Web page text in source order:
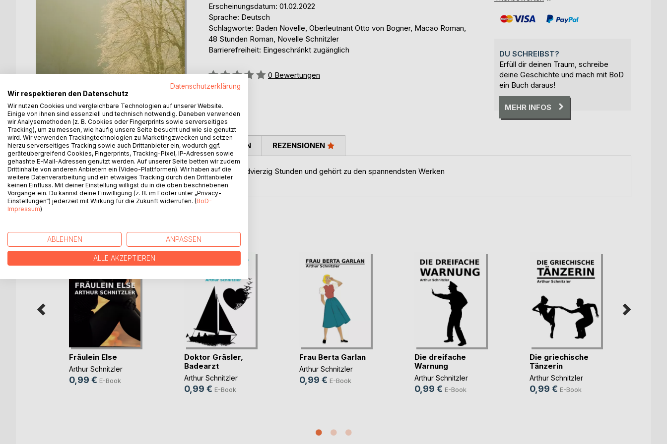
Erscheinungsdatum: 01.02.2022
Sprache: Deutsch
Schlagworte: Baden Novelle, Oberleutnant Otto von Bogner, Macao Roman,
48 Stunden Roman, Novelle Schnitzler
Barrierefreiheit: Eingeschränkt zugänglich
Bewertung::
0%
0 Bewertungen
DU SCHREIBST?
Erfüll dir deinen Traum, schreibe
deine Geschichte und mach mit BoD
ein Buch daraus!
MEHR INFOS
BESCHREIBUNG
Der Roman Spiel im Morgengrauen spielt in genau achtundvierzig Stunden und gehört zu den spannendsten Werken
von Arthur Schnitzler.
AUTOR/IN PRESSESTIMMEN REZENSIONEN
WEITERE TITEL BEIBoD
Fräulein Else
Arthur Schnitzler
0,99 € E-Book
Doktor Gräsler,
Badearzt
Arthur Schnitzler
0,99 € E-Book
Frau Berta Garlan
Arthur Schnitzler
0,99 € E-Book
Die dreifache
Warnung
Arthur Schnitzler
0,99 € E-Book
Die griechische
Tänzerin
Arthur Schnitzler
0,99 € E-Book
Datenschutzerklärung
Wir respektieren den Datenschutz
Wir nutzen Cookies und vergleichbare Technologien auf unserer Website.
Einige von ihnen sind essenziell und technisch notwendig. Daneben verwenden
wir Analysemethoden (z. B. Cookies oder Fingerprints sowie serverseitiges
Tracking), um zu messen, wie häufig unsere Seite besucht und wie sie genutzt
wird. Wir verwenden Trackingtechnologien zu Marketingzwecken und setzen
hierzu serverseitiges Tracking sowie auch Drittanbieter ein, wodurch ggf.
geräteübergreifend Cookies, Fingerprints, Tracking-Pixel, IP-Adressen sowie
gehashte E-Mail-Adressen genutzt werden. Auf unserer Seite betten wir zudem
Drittinhalte von anderen Anbietern ein (Video-Plattformen). Wir haben auf die
weitere Datenverarbeitung und ein etwaiges Tracking durch den Drittanbieter
keinen Einfluss. Mit deiner Einstellung willigst du in die oben beschriebenen
Vorgänge ein. Du kannst deine Einwilligung (z. B. im Footer unter „Privacy-
Einstellungen“) jederzeit mit Wirkung für die Zukunft widerrufen. (BoD-
Impressum)
ABLEHNEN ANPASSEN
ALLE AKZEPTIEREN